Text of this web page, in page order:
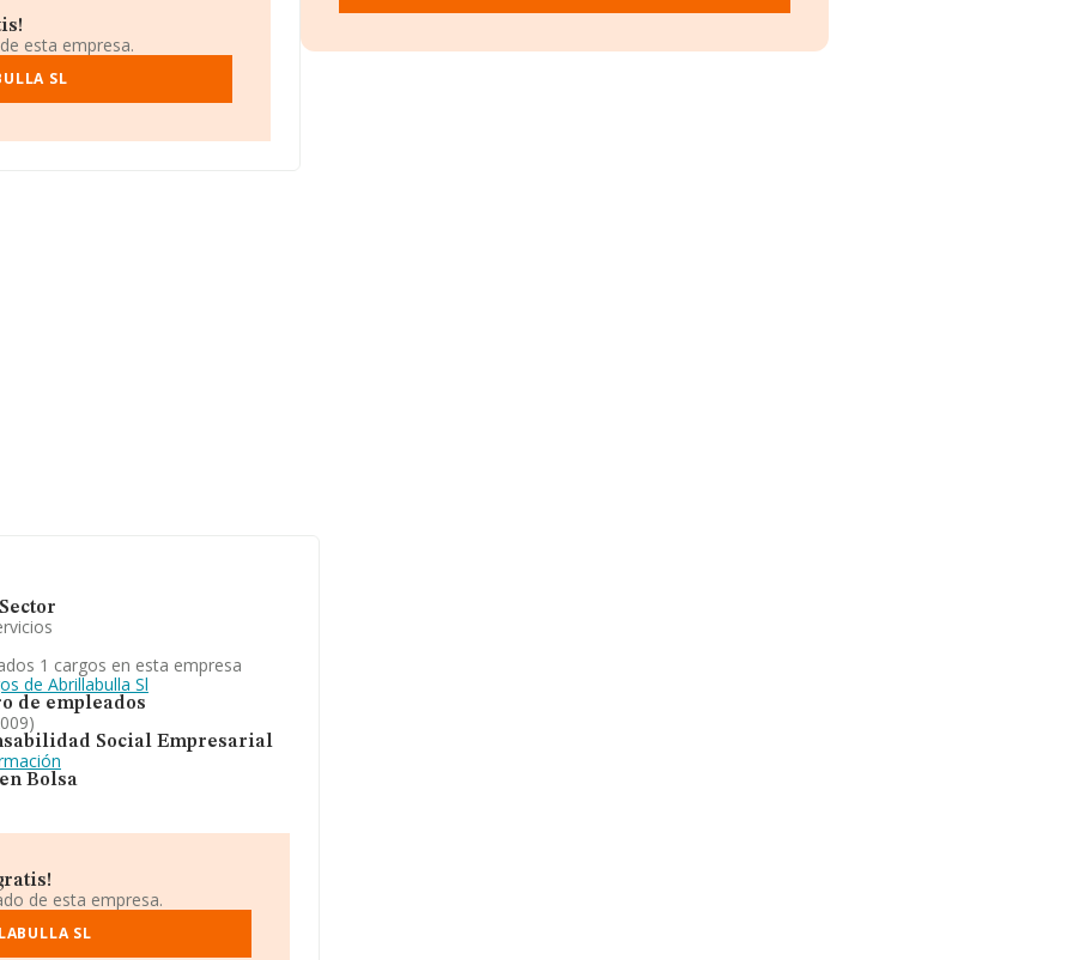
956888161.
se encuentra en
Andalucía.
de facturación de ventas
esta empresa.
SL
1 cargos en esta empresa
de Abrillabulla Sl
de empleados
Social Empresarial
Bolsa
de esta empresa.
SL